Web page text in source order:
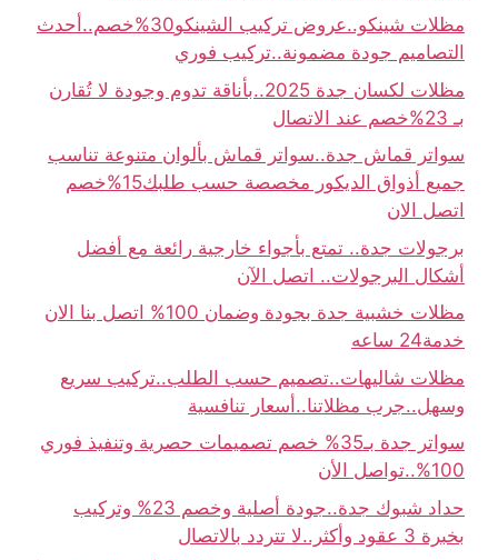
مظلات شينكو..عروض تركيب الشينكو30%خصم..أحدث
التصاميم جودة مضمونة..تركيب فوري
مظلات لكسان جدة 2025..بأناقة تدوم وجودة لا تُقارن
بـ 23%خصم عند الاتصال
سواتر قماش جدة..سواتر قماش بألوان متنوعة تناسب
جميع أذواق الديكور مخصصة حسب طلبك15%خصم
اتصل الان
برجولات جدة.. تمتع بأجواء خارجية رائعة مع أفضل
أشكال البرجولات.. اتصل الآن
مظلات خشبية جدة بجودة وضمان 100% اتصل بنا الان
خدمة24 ساعه
مظلات شاليهات..تصميم حسب الطلب..تركيب سريع
وسهل..جرب مظلاتنا..أسعار تنافسية
سواتر جدة بـ35% خصم تصميمات حصرية وتنفيذ فوري
100%..تواصل الأن
حداد شبوك جدة..جودة أصلية وخصم 23% وتركيب
بخبرة 3 عقود وأكثر..لا تتردد بالاتصال